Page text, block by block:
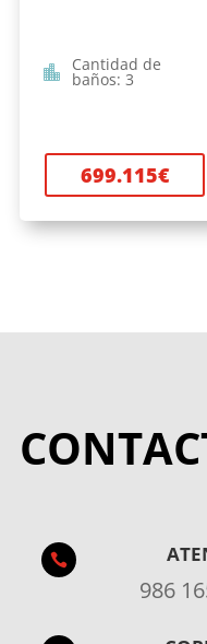
Cantidad de
baños: 3
699.115€

986